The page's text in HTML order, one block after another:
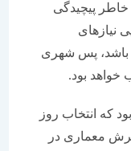
پیچیدگی
پس شهری
بود.
روز
در